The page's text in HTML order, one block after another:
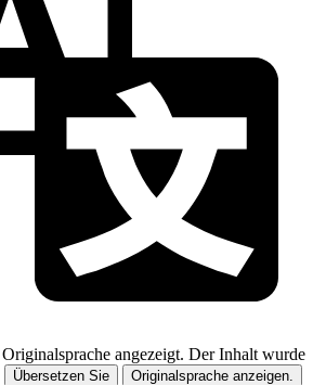
angezeigt. Der Inhalt wurde
Übersetzen Sie Originalsprache anzeigen.